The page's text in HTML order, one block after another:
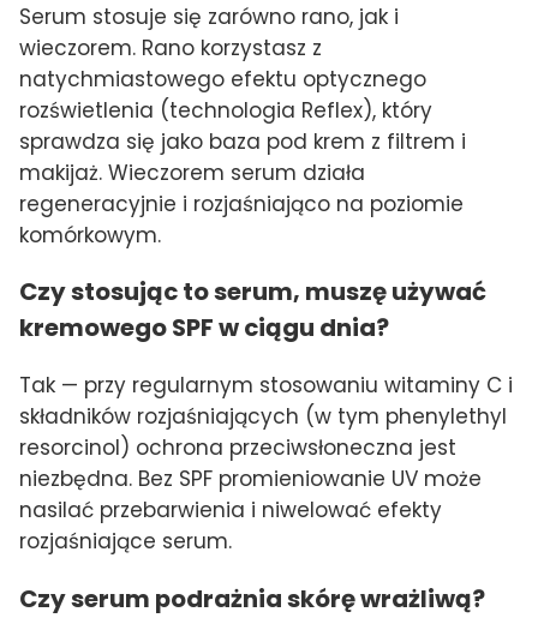
Serum stosuje się zarówno rano, jak i
wieczorem. Rano korzystasz z
natychmiastowego efektu optycznego
rozświetlenia (technologia Reflex), który
sprawdza się jako baza pod krem z filtrem i
makijaż. Wieczorem serum działa
regeneracyjnie i rozjaśniająco na poziomie
komórkowym.
Czy stosując to serum, muszę używać
kremowego SPF w ciągu dnia?
Tak — przy regularnym stosowaniu witaminy C i
składników rozjaśniających (w tym phenylethyl
resorcinol) ochrona przeciwsłoneczna jest
niezbędna. Bez SPF promieniowanie UV może
nasilać przebarwienia i niwelować efekty
rozjaśniające serum.
Czy serum podrażnia skórę wrażliwą?